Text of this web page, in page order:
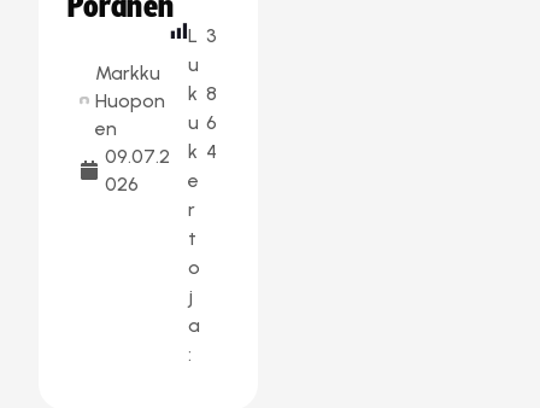
Poranen
Markku
Huopon
en
09.07.2
026
L
u
k
u
k
e
r
t
o
j
a
:
3
8
6
4